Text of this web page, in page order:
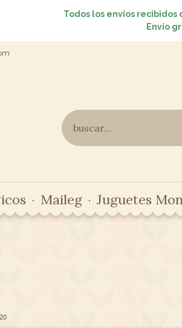
Todos los envíos recibidos
Envío
Maileg Juguetes